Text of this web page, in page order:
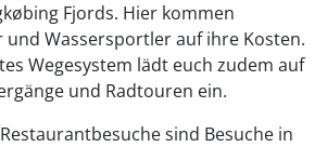
Fjords. Hier kommen
und Wassersportler auf ihre Kosten.
Wegesystem lädt euch zudem auf
und Radtouren ein.
sind Besuche in